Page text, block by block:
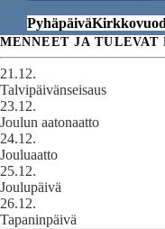
Pyhäpäivä
MENNEET JA
21.12.
Talvipäivänseisaus
23.12.
Joulun aatonaatto
24.12.
Jouluaatto
25.12.
Joulupäivä
26.12.
Tapaninpäivä